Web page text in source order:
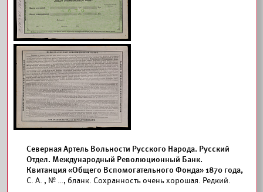
Северная Артель Вольности Русского Народа. Русский
Отдел. Международный Революционный Банк.
Квитанция «Общего Вспомогательного Фонда» 1870 года,
С. А. , № …, бланк. Сохранность очень хорошая. Редкий.